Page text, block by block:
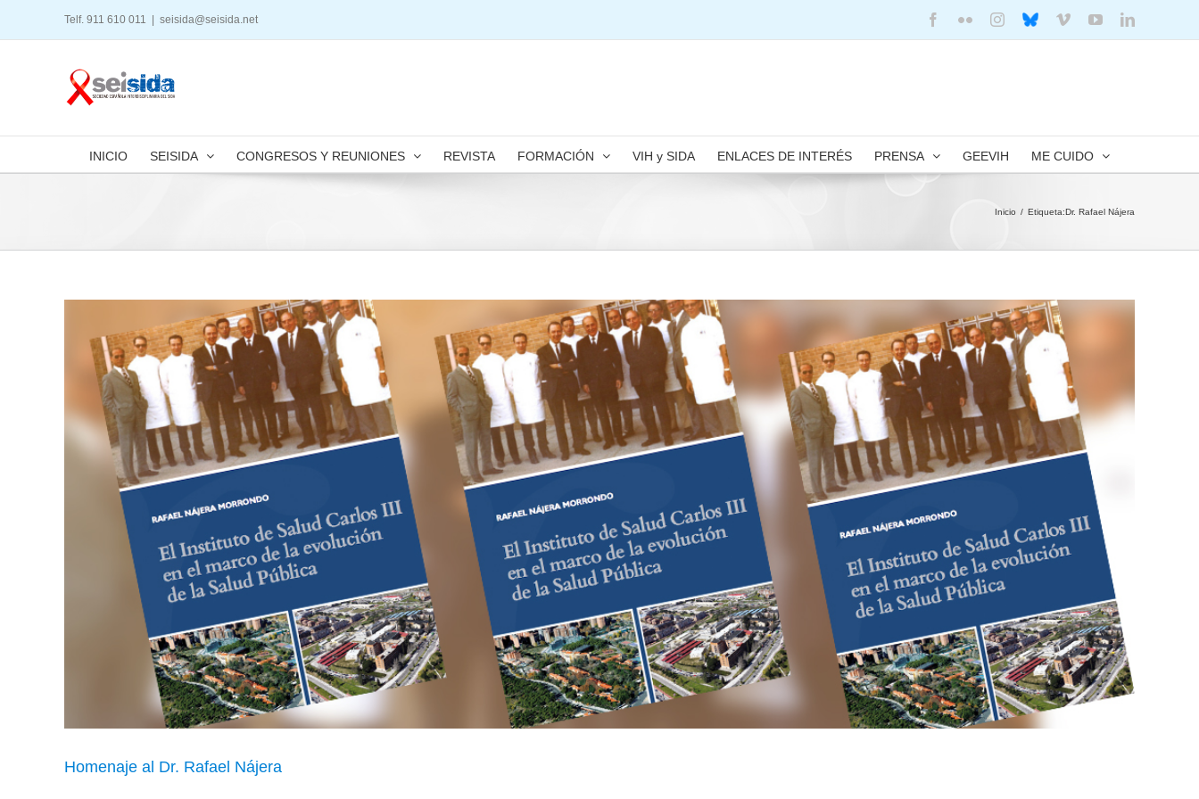
contenido
Telf. 911 610 011 seisida@seisida.net Facebook
FlickrInstagram
BlueskyVimeoYouTubeLinkedIn
INICIO SEISIDA CONGRESOS Y REUNIONES REVISTA FORMACIÓN VIH y SIDA ENLACES DE INTERÉS PRENSA GEEVIH ME CUIDO
Inicio / Etiqueta:Dr. Rafael Nájera
Homenaje al Dr. Rafael Nájera